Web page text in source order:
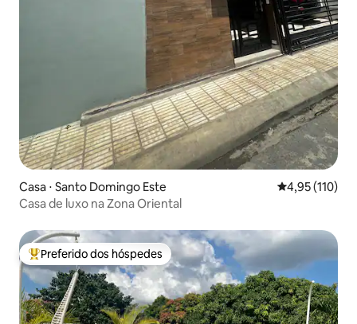
Casa ⋅ Santo Domingo Este 4,95 de uma
4,95 (110)
Casa de luxo na Zona Oriental
Entre os melhores preferidos dos hóspedes
Preferido dos hóspedes